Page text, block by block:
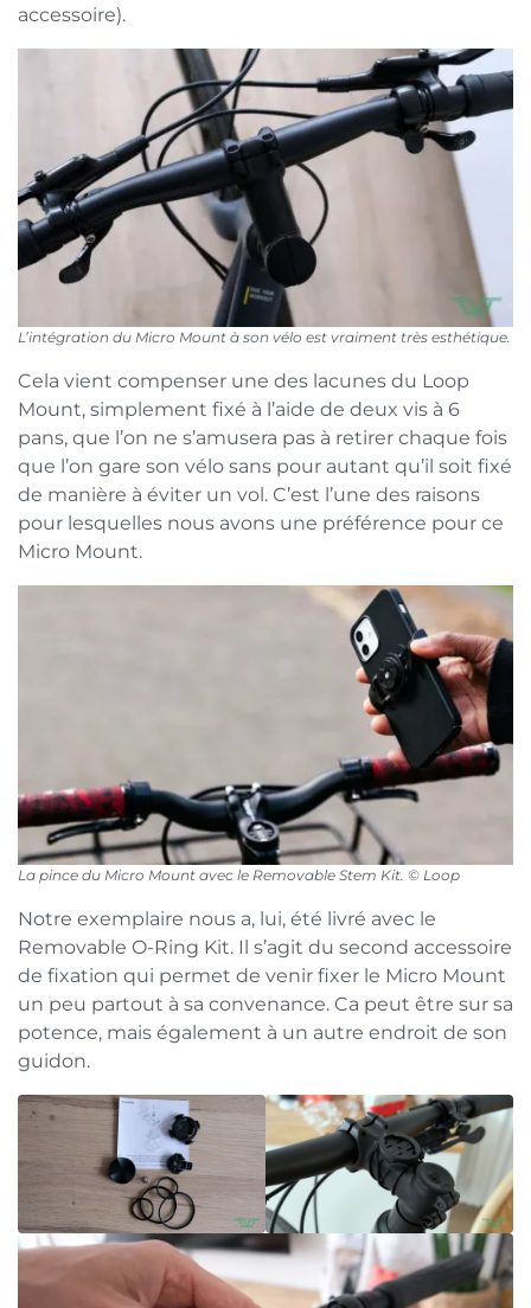
accessoire).
L’intégration du Micro Mount à son vélo est vraiment très esthétique.
Cela vient compenser une des lacunes du Loop
Mount, simplement fixé à l’aide de deux vis à 6
pans, que l’on ne s’amusera pas à retirer chaque fois
que l’on gare son vélo sans pour autant qu’il soit fixé
de manière à éviter un vol. C’est l’une des raisons
pour lesquelles nous avons une préférence pour ce
Micro Mount.
La pince du Micro Mount avec le Removable Stem Kit. © Loop
Notre exemplaire nous a, lui, été livré avec le
Removable O-Ring Kit. Il s’agit du second accessoire
de fixation qui permet de venir fixer le Micro Mount
un peu partout à sa convenance. Ca peut être sur sa
potence, mais également à un autre endroit de son
guidon.